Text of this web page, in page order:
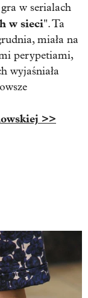
w serialach
w sieci". Ta
miała na
perypetiami,
wyjaśniała
>>